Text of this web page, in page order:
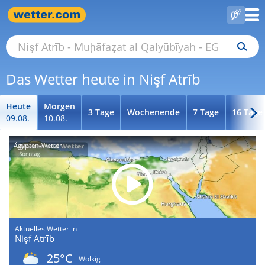
Das Wetter heute in Nişf Atrīb
Heute
09.08.
Morgen
10.08.
3 Tage Wochenende 7 Tage 16 Tage
Ägypten-Wetter
Aktuelles Wetter in
Nişf Atrīb
25°C
Wolkig